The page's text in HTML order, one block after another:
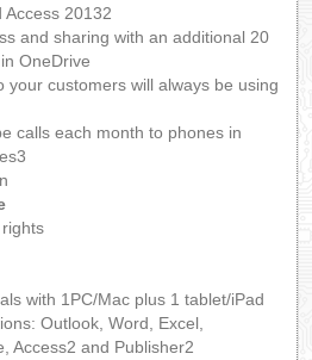
Access 20132
and sharing with an additional 20
OneDrive
your customers will always be using
calls each month to phones in
with 1PC/Mac plus 1 tablet/iPad
Outlook, Word, Excel,
Access2 and Publisher2